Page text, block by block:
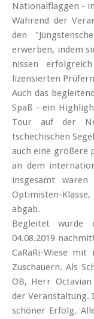
Nationalflaggen -
Während der
den
erwerben, indem
nissen
lizensierten
Auch das
Spaß - ein
Tour auf der
tschechischen
auch eine größere
an dem
insgesamt
Optimisten-
abgab.
Begleitet wurde
04.08.2019
CaRaRi-Wiese
Zuschauern. Als
OB, Herr
der Veranstaltung.
schöner Erfolg.